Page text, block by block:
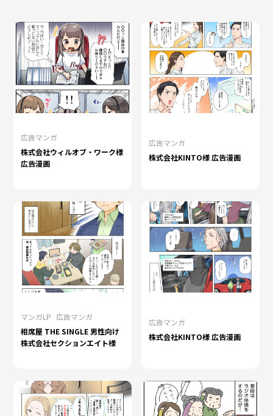
広告マンガ
株式会社ウィルオブ・ワーク様
広告漫画
広告マンガ
株式会社KINTO様 広告漫画
マンガLP 広告マンガ
相席屋 THE SINGLE 男性向け
株式会社セクションエイト様
広告マンガ
株式会社KINTO様 広告漫画